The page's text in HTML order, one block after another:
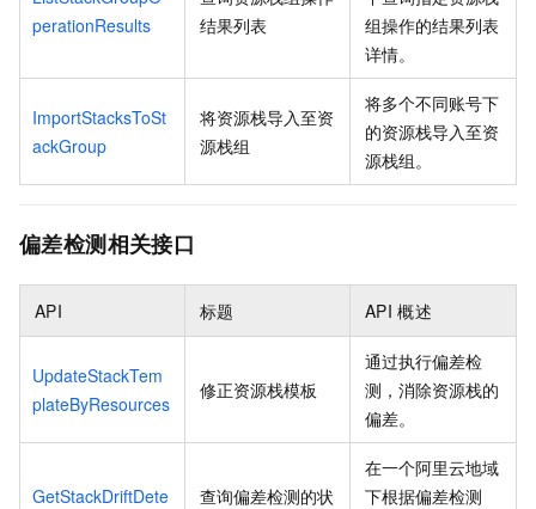
perationResults
结果列表
组操作的结果列表
详情。
ImportStacksToSt
ackGroup
将资源栈导入至资
源栈组
将多个不同账号下
的资源栈导入至资
源栈组。
偏差检测相关接口
API 标题 API 概述
UpdateStackTem
plateByResources
修正资源栈模板
通过执行偏差检
测，消除资源栈的
偏差。
GetStackDriftDete
查询偏差检测的状
在一个阿里云地域
下根据偏差检测